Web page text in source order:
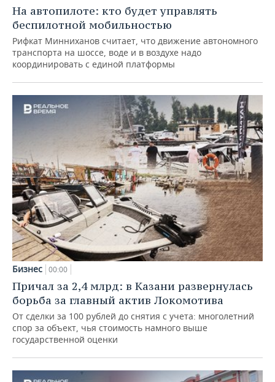
На автопилоте: кто будет управлять
беспилотной мобильностью
Рифкат Минниханов считает, что движение автономного
транспорта на шоссе, воде и в воздухе надо
координировать с единой платформы
Бизнес 00:00
Причал за 2,4 млрд: в Казани развернулась
борьба за главный актив Локомотива
От сделки за 100 рублей до снятия с учета: многолетний
спор за объект, чья стоимость намного выше
государственной оценки